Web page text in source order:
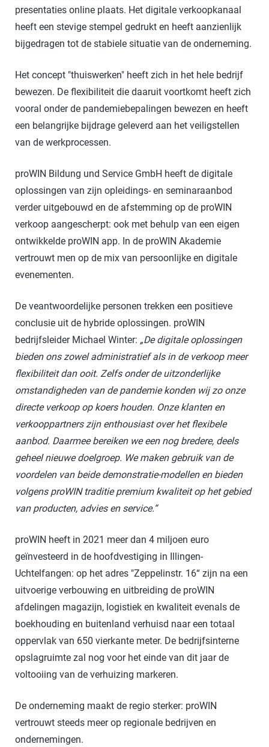
presentaties online plaats. Het digitale verkoopkanaal
heeft een stevige stempel gedrukt en heeft aanzienlijk
bijgedragen tot de stabiele situatie van de onderneming.
Het concept "thuiswerken" heeft zich in het hele bedrijf
bewezen. De flexibiliteit die daaruit voortkomt heeft zich
vooral onder de pandemiebepalingen bewezen en heeft
een belangrijke bijdrage geleverd aan het veiligstellen
van de werkprocessen.
proWIN Bildung und Service GmbH heeft de digitale
oplossingen van zijn opleidings- en seminaraanbod
verder uitgebouwd en de afstemming op de proWIN
verkoop aangescherpt: ook met behulp van een eigen
ontwikkelde proWIN app. In de proWIN Akademie
vertrouwt men op de mix van persoonlijke en digitale
evenementen.
De veantwoordelijke personen trekken een positieve
conclusie uit de hybride oplossingen. proWIN
bedrijfsleider Michael Winter: „De digitale oplossingen
bieden ons zowel administratief als in de verkoop meer
flexibiliteit dan ooit. Zelfs onder de uitzonderlijke
omstandigheden van de pandemie konden wij zo onze
directe verkoop op koers houden. Onze klanten en
verkooppartners zijn enthousiast over het flexibele
aanbod. Daarmee bereiken we een nog bredere, deels
geheel nieuwe doelgroep. We maken gebruik van de
voordelen van beide demonstratie-modellen en bieden
volgens proWIN traditie premium kwaliteit op het gebied
van producten, advies en service.“
proWIN heeft in 2021 meer dan 4 miljoen euro
geïnvesteerd in de hoofdvestiging in Illingen-
Uchtelfangen: op het adres "Zeppelinstr. 16“ zijn na een
uitvoerige verbouwing en uitbreiding de proWIN
afdelingen magazijn, logistiek en kwaliteit evenals de
boekhouding en buitenland verhuisd naar een totaal
oppervlak van 650 vierkante meter. De bedrijfsinterne
opslagruimte zal nog voor het einde van dit jaar de
voltooiing van de verhuizing markeren.
De onderneming maakt de regio sterker: proWIN
vertrouwt steeds meer op regionale bedrijven en
ondernemingen.